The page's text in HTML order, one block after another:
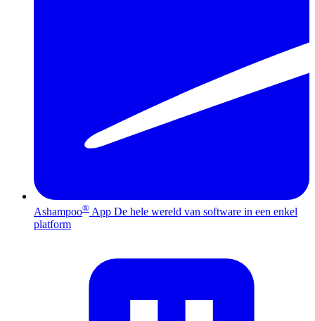
Ashampoo® App De hele wereld van software in een enkel
platform